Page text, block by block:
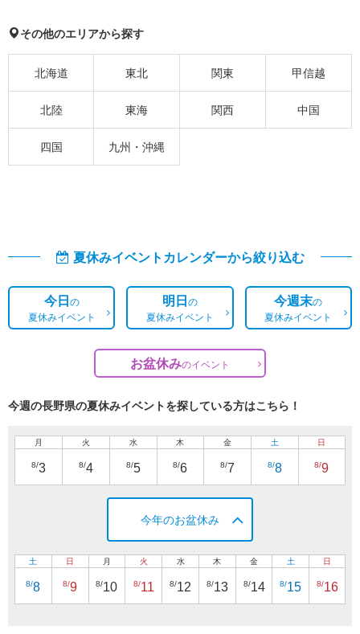
その他のエリアから探す
北海道 東北 関東 甲信越
北陸 東海 関西 中国
四国 九州・沖縄
夏休みイベントカレンダーから絞り込む
今日の
夏休みイベント
明日の
夏休みイベント
今週末の
夏休みイベント
お盆休みのイベント
今週の長野県の夏休みイベントを探している方はこちら！
月
8/3
火
8/4
水
8/5
木
8/6
金
8/7
土
8/8
日
8/9
今年のお盆休み
土
8/8
日
8/9
月
8/10
火
8/11
水
8/12
木
8/13
金
8/14
土
8/15
日
8/16